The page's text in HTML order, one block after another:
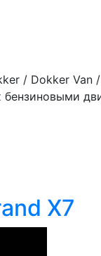
/ Dokker
X7